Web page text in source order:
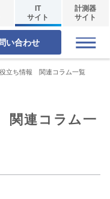
IT
サイト
計測器
サイト
い合わせ
立ち情報 関連コラム一覧
関連コラム一